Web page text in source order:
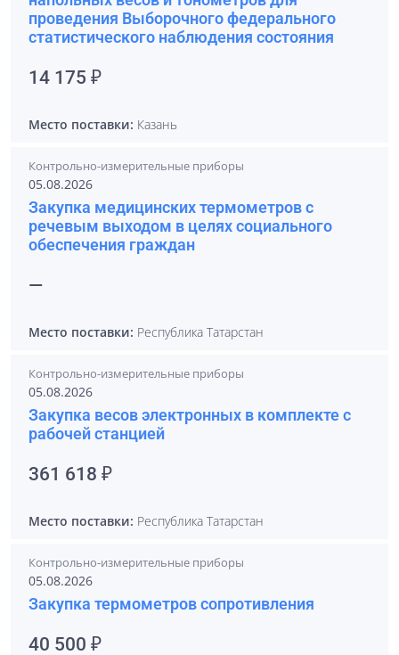
проведения Выборочного федерального
статистического наблюдения состояния
14 175 ₽
Место поставки: Казань
Контрольно-измерительные приборы
05.08.2026
Закупка медицинских термометров с
речевым выходом в целях социального
обеспечения граждан
—
Место поставки: Республика Татарстан
Контрольно-измерительные приборы
05.08.2026
Закупка весов электронных в комплекте с
рабочей станцией
361 618 ₽
Место поставки: Республика Татарстан
Контрольно-измерительные приборы
05.08.2026
Закупка термометров сопротивления
40 500 ₽